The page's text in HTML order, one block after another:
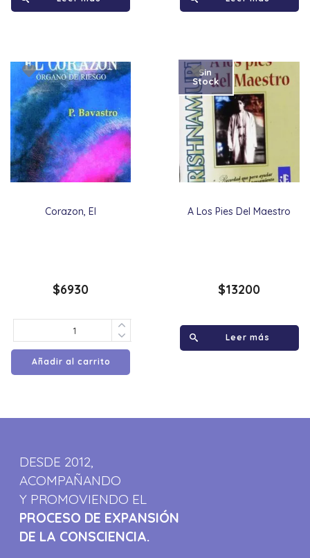
Corazon, El
$6930
Añadir al carrito
A Los Pies Del Maestro
Sin
Stock
$13200
Leer más
DESDE 2012,
ACOMPAÑANDO
Y PROMOVIENDO EL
PROCESO DE EXPANSIÓN
DE LA CONSCIENCIA.